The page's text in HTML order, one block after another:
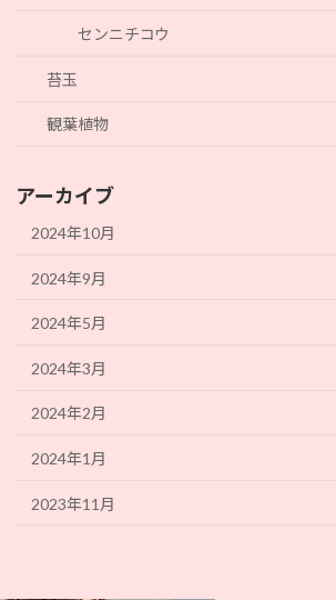
センニチコウ
苔玉
観葉植物
アーカイブ
2024年10月
2024年9月
2024年5月
2024年3月
2024年2月
2024年1月
2023年11月